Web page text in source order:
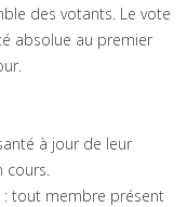
des votants. Le vote
absolue au premier
à jour de leur
cours.
: tout membre présent